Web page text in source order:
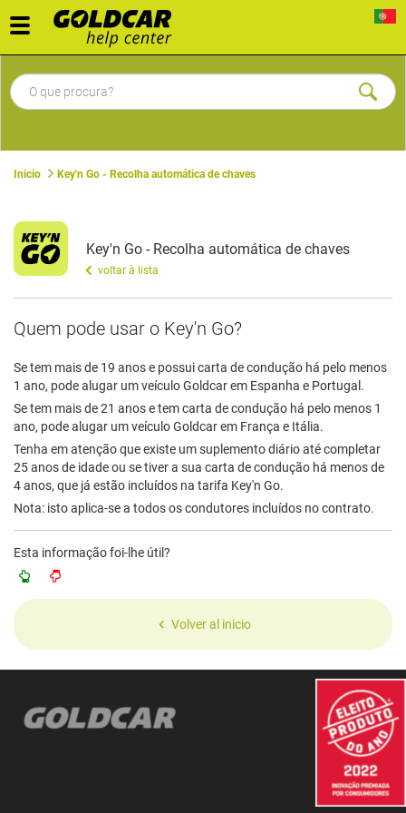
Toggle
navigation
Inicio Key'n Go - Recolha automática de chaves
Key'n Go - Recolha automática de chaves
voltar à lista
Quem pode usar o Key'n Go?
Se tem mais de 19 anos e possui carta de condução há pelo menos
1 ano, pode alugar um veículo Goldcar em Espanha e Portugal.
Se tem mais de 21 anos e tem carta de condução há pelo menos 1
ano, pode alugar um veículo Goldcar em França e Itália.
Tenha em atenção que existe um suplemento diário até completar
25 anos de idade ou se tiver a sua carta de condução há menos de
4 anos, que já estão incluídos na tarifa Key'n Go.
Nota: isto aplica-se a todos os condutores incluídos no contrato.
Esta informação foi-lhe útil?
Volver al inicio